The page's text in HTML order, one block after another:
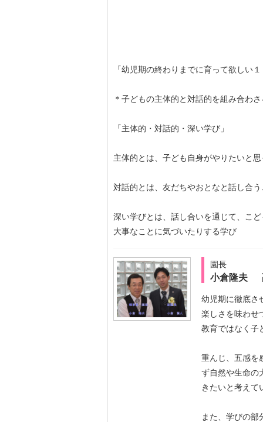
「幼児期の終わりまでに育って欲しい
＊子どもの主体的と対話的を組み合わ
「主体的・対話的・深い学び」
主体的とは、子ども自身がやりたいと
対話的とは、友だちやおとなと話し合う
深い学びとは、話し合いを通じて、こ
大事なことに気づいたりする学び
園長
小倉隆夫
幼児期に徹底さ
楽しさを味わせ
教育ではなく子
重んじ、五感を
ず自然や生命の
きたいと考えて
また、学びの部